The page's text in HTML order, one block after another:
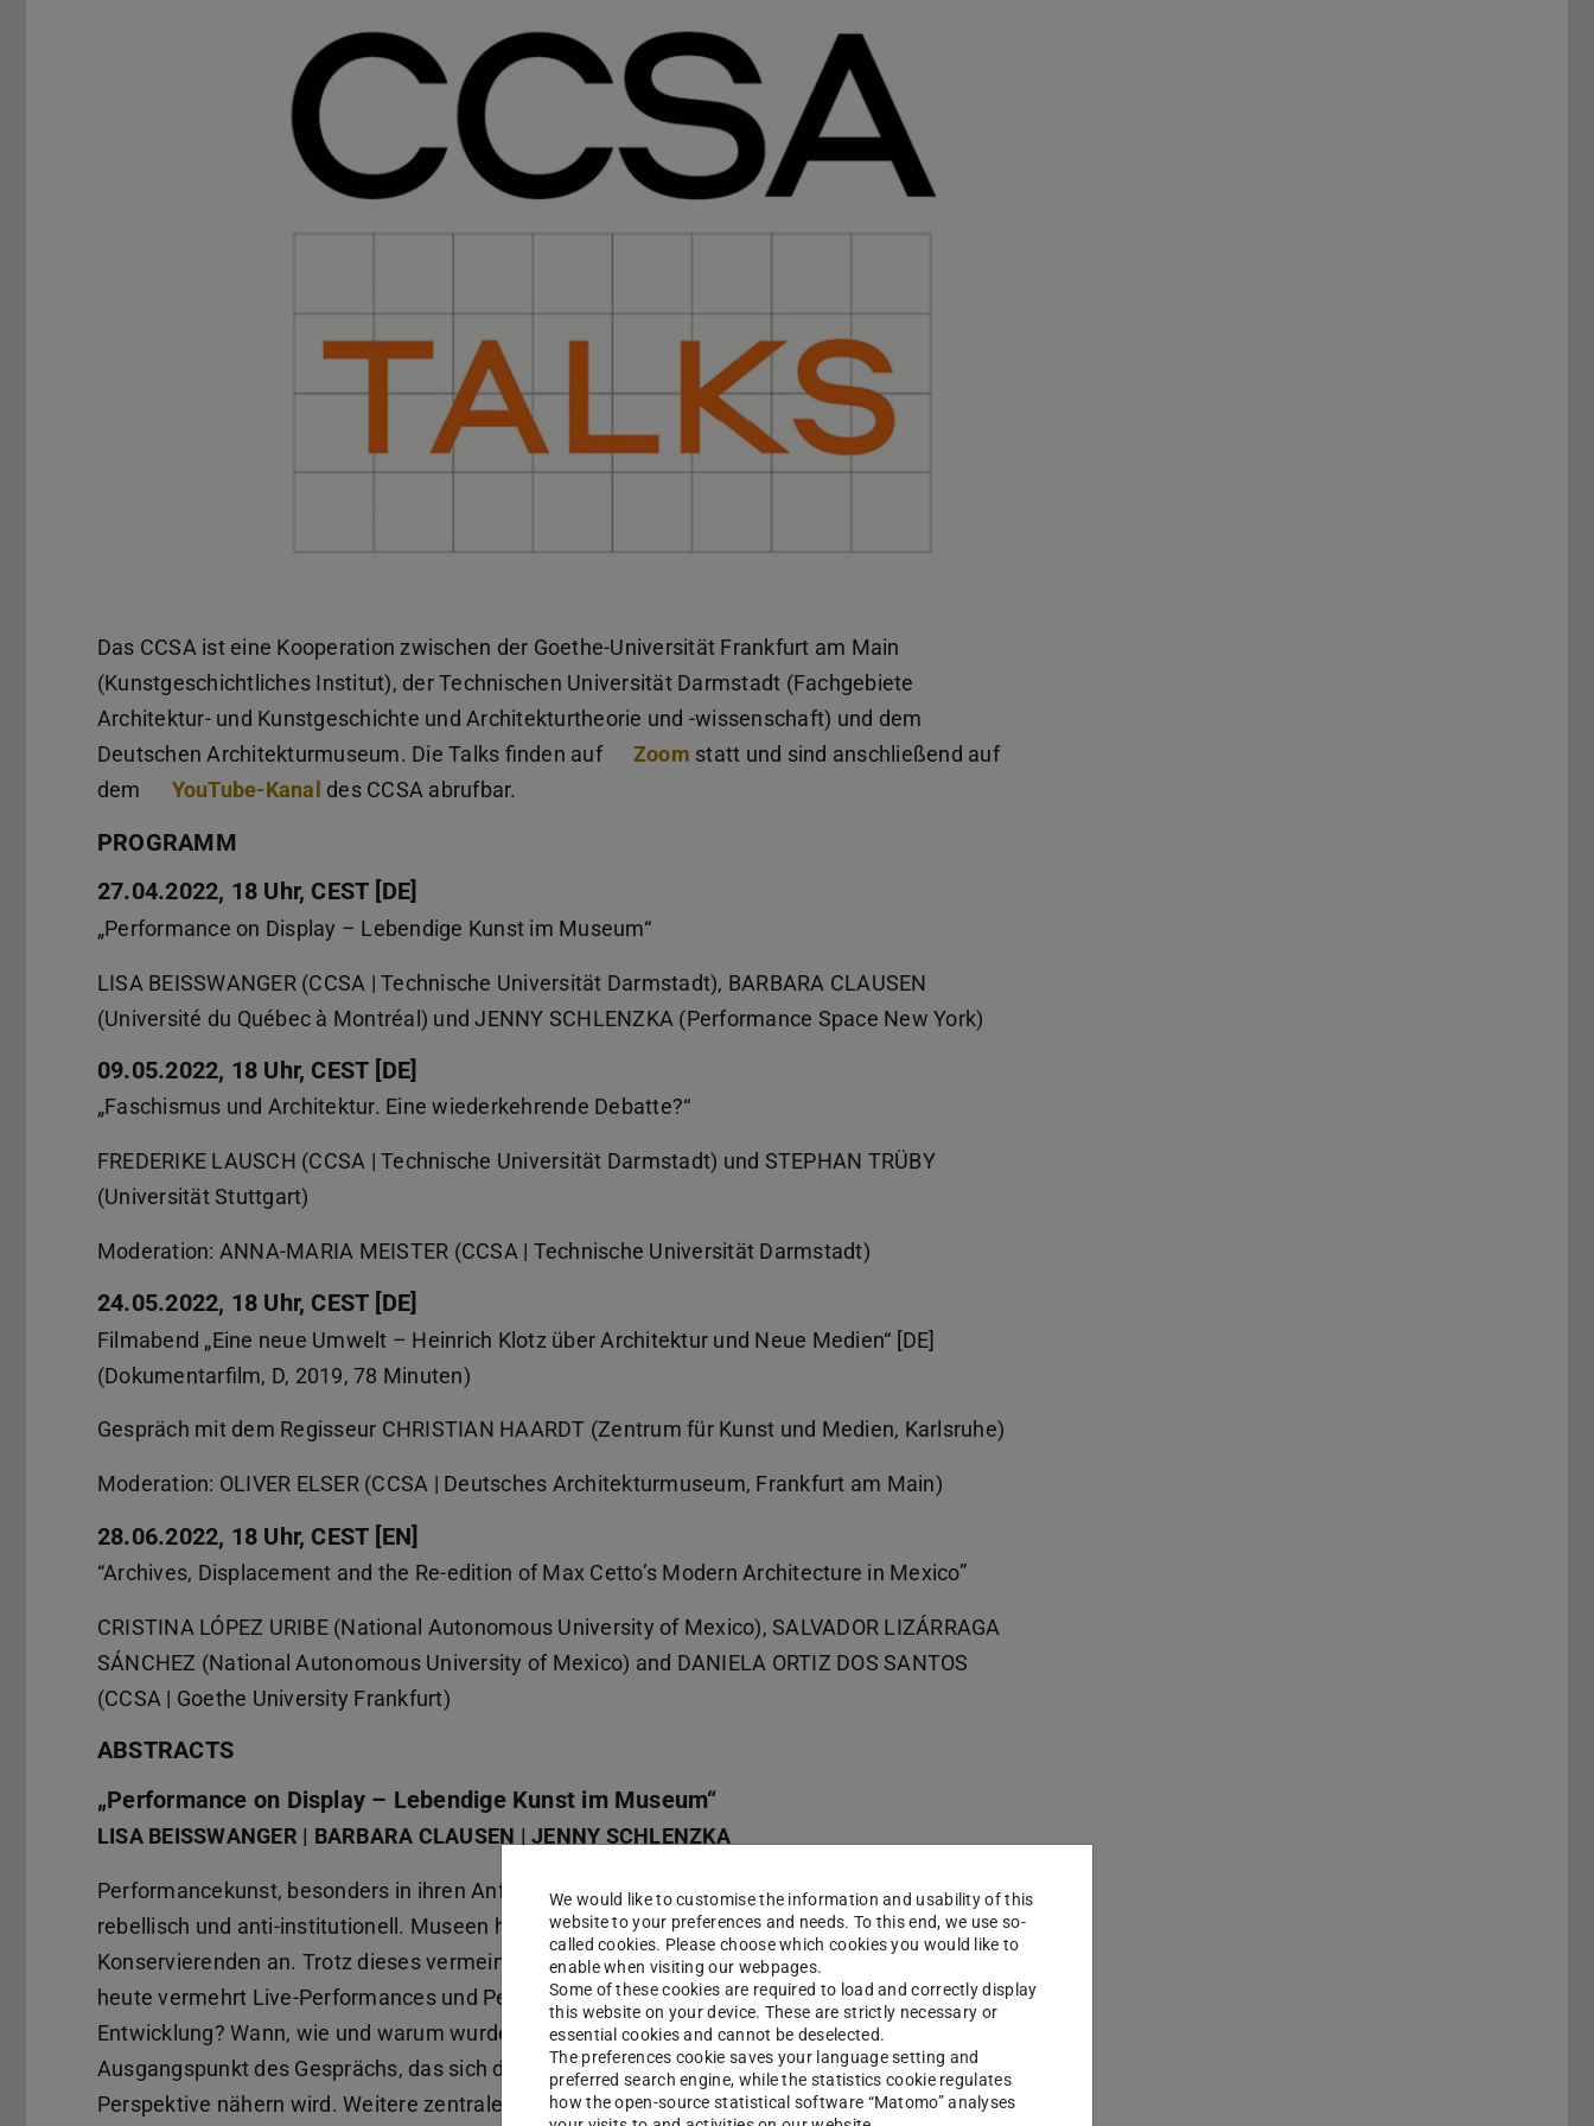
Das CCSA ist eine Kooperation zwischen der Goethe-Universität Frankfurt am Main
(Kunstgeschichtliches Institut), der Technischen Universität Darmstadt (Fachgebiete
Architektur- und Kunstgeschichte und Architekturtheorie und -wissenschaft) und dem
Deutschen Architekturmuseum. Die Talks finden auf
Zoom statt und sind anschließend auf
dem
YouTube-Kanal des CCSA abrufbar.
PROGRAMM
27.04.2022, 18 Uhr, CEST [DE]
„Performance on Display – Lebendige Kunst im Museum“
LISA BEISSWANGER (CCSA | Technische Universität Darmstadt), BARBARA CLAUSEN
(Université du Québec à Montréal) und JENNY SCHLENZKA (Performance Space New York)
09.05.2022, 18 Uhr, CEST [DE]
„Faschismus und Architektur. Eine wiederkehrende Debatte?“
FREDERIKE LAUSCH (CCSA | Technische Universität Darmstadt) und STEPHAN TRÜBY
(Universität Stuttgart)
Moderation: ANNA-MARIA MEISTER (CCSA | Technische Universität Darmstadt)
24.05.2022, 18 Uhr, CEST [DE]
Filmabend „Eine neue Umwelt – Heinrich Klotz über Architektur und Neue Medien“ [DE]
(Dokumentarfilm, D, 2019, 78 Minuten)
Gespräch mit dem Regisseur CHRISTIAN HAARDT (Zentrum für Kunst und Medien, Karlsruhe)
Moderation: OLIVER ELSER (CCSA | Deutsches Architekturmuseum, Frankfurt am Main)
28.06.2022, 18 Uhr, CEST [EN]
“Archives, Displacement and the Re-edition of Max Cetto’s Modern Architecture in Mexico”
CRISTINA LÓPEZ URIBE (National Autonomous University of Mexico), SALVADOR LIZÁRRAGA
SÁNCHEZ (National Autonomous University of Mexico) and DANIELA ORTIZ DOS SANTOS
(CCSA | Goethe University Frankfurt)
ABSTRACTS
„Performance on Display – Lebendige Kunst im Museum“
LISA BEISSWANGER | BARBARA CLAUSEN | JENNY SCHLENZKA
Performancekunst, besonders in ihren Anfängen der 1960er- und 1970er-Jahre, gilt als
rebellisch und anti-institutionell. Museen hingegen hängt ein Ruf des Konservativen und
Konservierenden an. Trotz dieses vermeintlichen Gegensatzes präsentieren Kunstmuseen
heute vermehrt Live-Performances und Performance-Ausstellungen. Ist das eine neue
Entwicklung? Wann, wie und warum wurde Kunst im Museum lebendig? Diese Fragen sind der
Ausgangspunkt des Gesprächs, das sich dem Thema aus kuratorisch-kunsthistorischer
Perspektive nähern wird. Weitere zentrale Themen werden die Bedeutung der
We would like to customise the information and usability of this
website to your preferences and needs. To this end, we use so-
called cookies. Please choose which cookies you would like to
enable when visiting our webpages.
Some of these cookies are required to load and correctly display
this website on your device. These are strictly necessary or
essential cookies and cannot be deselected.
The preferences cookie saves your language setting and
preferred search engine, while the statistics cookie regulates
how the open-source statistical software “Matomo” analyses